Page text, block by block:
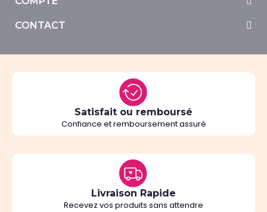
CONTACT
Satisfait ou remboursé
Confiance et remboursement assuré
Livraison Rapide
Recevez vos produits sans attendre